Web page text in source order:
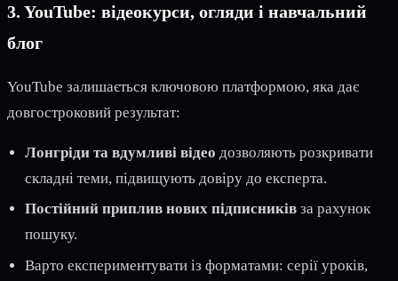
3. YouTube: відеокурси, огляди і навчальний
блог
YouTube залишається ключовою платформою, яка дає
довгостроковий результат:
Лонгріди та вдумливі відео дозволяють розкривати
складні теми, підвищують довіру до експерта.
Постійний приплив нових підписників за рахунок
пошуку.
Варто експериментувати із форматами: серії уроків,